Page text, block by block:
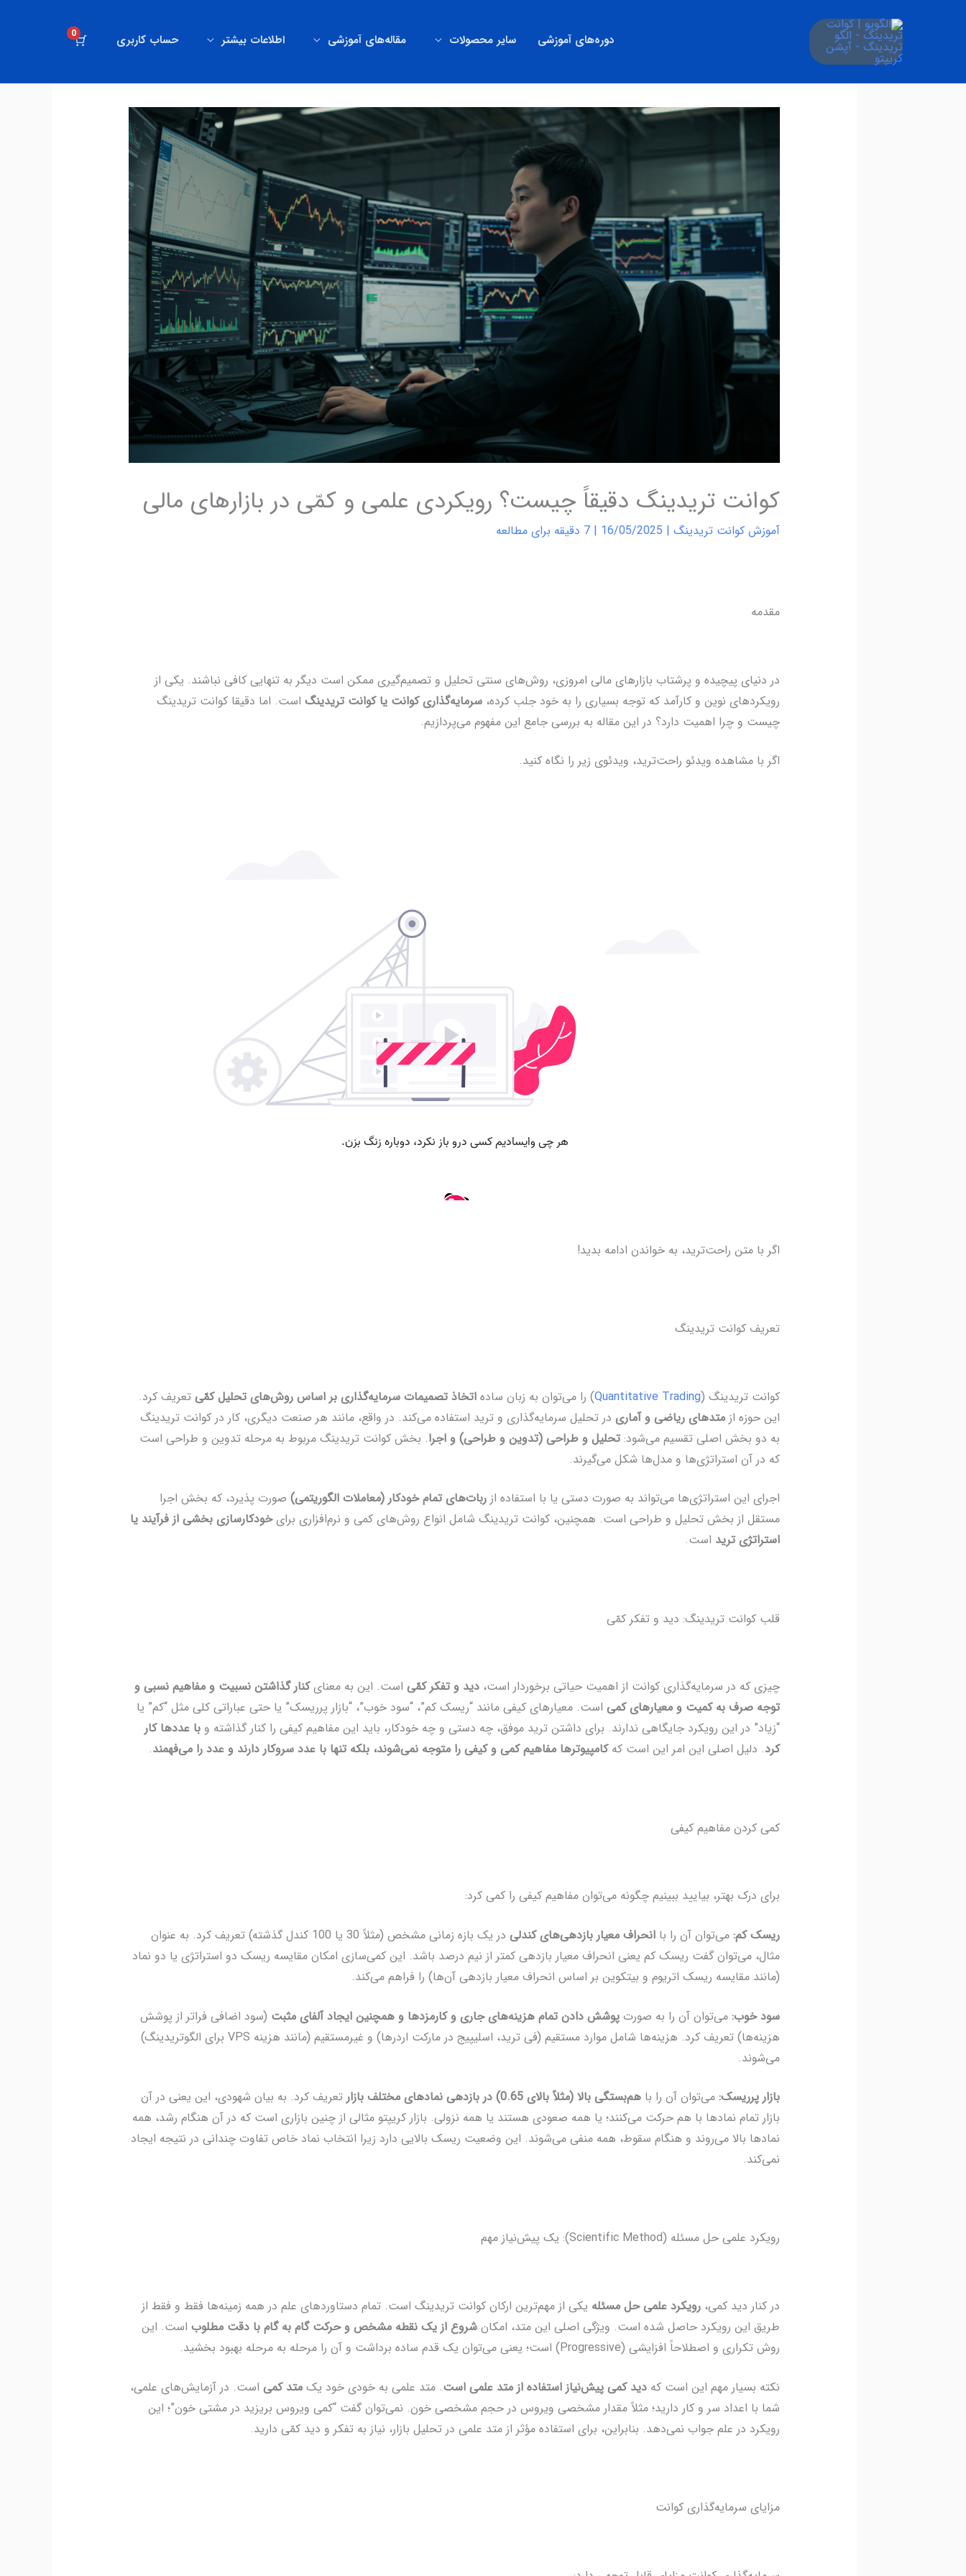
دوره‌های آموزشی سایر محصولات مقاله‌های آموزشی اطلاعات بیشتر حساب کاربری 0
کوانت تریدینگ دقیقاً چیست؟ رویکردی علمی و کمّی در بازارهای مالی
آموزش کوانت تریدینگ|
16/05/2025
| 7 دقیقه برای مطالعه
مقدمه
در دنیای پیچیده و پرشتاب بازارهای مالی امروزی، روش‌های سنتی تحلیل و تصمیم‌گیری ممکن است دیگر به تنهایی کافی نباشند. یکی از
رویکردهای نوین و کارآمد که توجه بسیاری را به خود جلب کرده، سرمایه‌گذاری کوانت یا کوانت تریدینگاست. اما دقیقا کوانت تریدینگ
چیست و چرا اهمیت دارد؟ در این مقاله به بررسی جامع این مفهوم می‌پردازیم.
اگر با مشاهده ویدئو راحت‌ترید، ویدئوی زیر را نگاه کنید.
اگر با متن راحت‌ترید، به خواندن ادامه بدید!
تعریف کوانت تریدینگ
کوانت تریدینگ (Quantitative Trading) را می‌توان به زبان ساده اتخاذ تصمیمات سرمایه‌گذاری بر اساس روش‌های تحلیل کمّیتعریف کرد.
این حوزه از متدهای ریاضی و آماریدر تحلیل سرمایه‌گذاری و ترید استفاده می‌کند. در واقع، مانند هر صنعت دیگری، کار در کوانت تریدینگ
به دو بخش اصلی تقسیم می‌شود: تحلیل و طراحی (تدوین و طراحی) و اجرا. بخش کوانت تریدینگ مربوط به مرحله تدوین و طراحی است
که در آن استراتژی‌ها و مدل‌ها شکل می‌گیرند.
اجرای این استراتژی‌ها می‌تواند به صورت دستی یا با استفاده از ربات‌های تمام خودکار (معاملات الگوریتمی)صورت پذیرد، که بخش اجرا
مستقل از بخش تحلیل و طراحی است. همچنین، کوانت تریدینگ شامل انواع روش‌های کمی و نرم‌افزاری برایخودکارسازی بخشی از فرآیند یا
استراتژی ترید است.
قلب کوانت تریدینگ: دید و تفکر کمّی
چیزی که در سرمایه‌گذاری کوانت از اهمیت حیاتی برخوردار است، دید و تفکر کمّیاست. این به معنایکنار گذاشتن نسبیت و مفاهیم نسبی و
توجه صرف به کمیت و معیارهای کمیاست. معیارهای کیفی مانند “ریسک کم”، “سود خوب”، “بازار پرریسک” یا حتی عباراتی کلی مثل “کم” یا
“زیاد” در این رویکرد جایگاهی ندارند. برای داشتن ترید موفق، چه دستی و چه خودکار، باید این مفاهیم کیفی را کنار گذاشته و با عددها کار
کرد. دلیل اصلی این امر این است کهکامپیوترها مفاهیم کمی و کیفی را متوجه نمی‌شوند، بلکه تنها با عدد سروکار دارند و عدد را می‌فهمند.
کمی کردن مفاهیم کیفی
برای درک بهتر، بیایید ببینیم چگونه می‌توان مفاهیم کیفی را کمی کرد:
ریسک کم:می‌توان آن را با انحراف معیار بازدهی‌های کندلی
در یک بازه زمانی مشخص (مثلاً 30 یا 100 کندل گذشته) تعریف کرد. به عنوان
مثال، می‌توان گفت ریسک کم یعنی انحراف معیار بازدهی کمتر از نیم درصد باشد. این کمی‌سازی امکان مقایسه ریسک دو استراتژی یا دو نماد
(مانند مقایسه ریسک اتریوم و بیتکوین بر اساس انحراف معیار بازدهی آن‌ها) را فراهم می‌کند.
سود خوب:می‌توان آن را به صورت پوشش دادن تمام هزینه‌های جاری و کارمزدها و همچنین ایجاد آلفای مثبت (سود اضافی فراتر از پوشش
هزینه‌ها) تعریف کرد. هزینه‌ها شامل موارد مستقیم (فی ترید، اسلیپیج در مارکت اردرها) و غیرمستقیم (مانند هزینه VPS برای الگوتریدینگ)
می‌شوند.
بازار پرریسک:می‌توان آن را با هم‌بستگی بالا (مثلاً بالای 0.65) در بازدهی نمادهای مختلف بازار
تعریف کرد. به بیان شهودی، این یعنی در آن
بازار تمام نمادها با هم حرکت می‌کنند؛ یا همه صعودی هستند یا همه نزولی. بازار کریپتو مثالی از چنین بازاری است که در آن هنگام رشد، همه
نمادها بالا می‌روند و هنگام سقوط، همه منفی می‌شوند. این وضعیت ریسک بالایی دارد زیرا انتخاب نماد خاص تفاوت چندانی در نتیجه ایجاد
نمی‌کند.
رویکرد علمی حل مسئله (Scientific Method): یک پیش‌نیاز مهم
در کنار دید کمی، رویکرد علمی حل مسئله یکی از مهم‌ترین ارکان کوانت تریدینگ است. تمام دستاوردهای علم در همه زمینه‌ها فقط و فقط از
طریق این رویکرد حاصل شده است. ویژگی اصلی این متد، امکان شروع از یک نقطه مشخص و حرکت گام به گام با دقت مطلوباست. این
روش تکراری و اصطلاحاً افزایشی (Progressive) است؛ یعنی می‌توان یک قدم ساده برداشت و آن را مرحله به مرحله بهبود بخشید.
نکته بسیار مهم این است که دید کمی پیش‌نیاز استفاده از متد علمی است. متد علمی به خودی خود یک متد کمیاست. در آزمایش‌های علمی،
شما با اعداد سر و کار دارید؛ مثلاً مقدار مشخصی ویروس در حجم مشخصی خون. نمی‌توان گفت “کمی ویروس بریزید در مشتی خون”؛ این
رویکرد در علم جواب نمی‌دهد. بنابراین، برای استفاده مؤثر از متد علمی در تحلیل بازار، نیاز به تفکر و دید کمّی دارید.
مزایای سرمایه‌گذاری کوانت